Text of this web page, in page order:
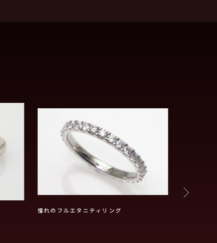
憧れのフルエタニティリング